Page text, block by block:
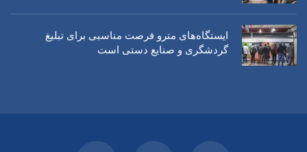
ایستگاه‌های مترو فرصت مناسبی برای تبلیغ
گردشگری و صنایع دستی است